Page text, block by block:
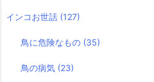
インコお世話 (127)
鳥に危険なもの (35)
鳥の病気 (23)